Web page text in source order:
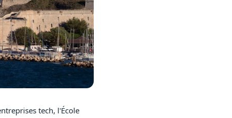
tech, l'École